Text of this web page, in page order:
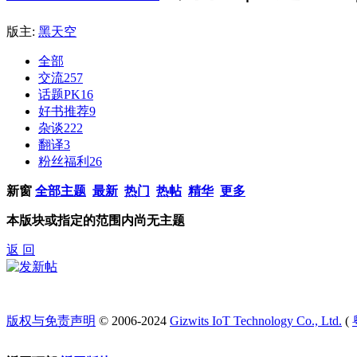
版主: 黑天空
全部
交流257
话题PK16
好书推荐9
杂谈222
翻译3
粉丝福利 26
新窗 全部主题 最新 热门 热帖 精华 更多
本版块或指定的范围内尚无主题
返 回
版权与免责声明 © 2006-2024 Gizwits IoT Technology Co., Ltd. (